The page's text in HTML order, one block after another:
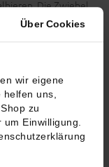
Über Cookies
wir eigene
uns,
zu
Einwilligung.
Die Zwiebel
schönen Muster
Italienischem